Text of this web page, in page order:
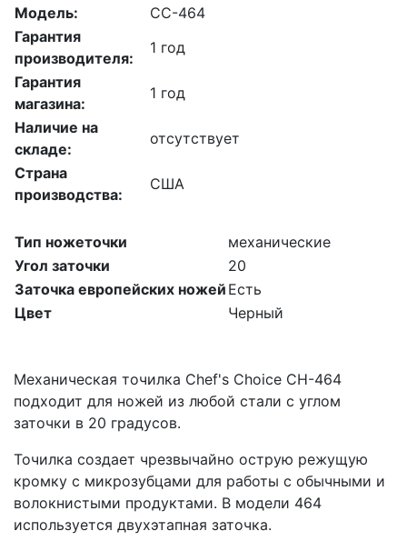
Механическая точилка Chef's Choice CH-464
подходит для ножей из любой стали с углом
заточки в 20 градусов.
Точилка создает чрезвычайно острую режущую
кромку с микрозубцами для работы с обычными и
волокнистыми продуктами. В модели 464
используется двухэтапная заточка.
Модель:
CC-464
Гарантия
производителя:
1 год
Гарантия
магазина:
1 год
Наличие на
складе:
отсутствует
Страна
производства:
США
Тип ножеточки
механические
Угол заточки
20
Заточка европейских ножей Есть
Цвет
Черный